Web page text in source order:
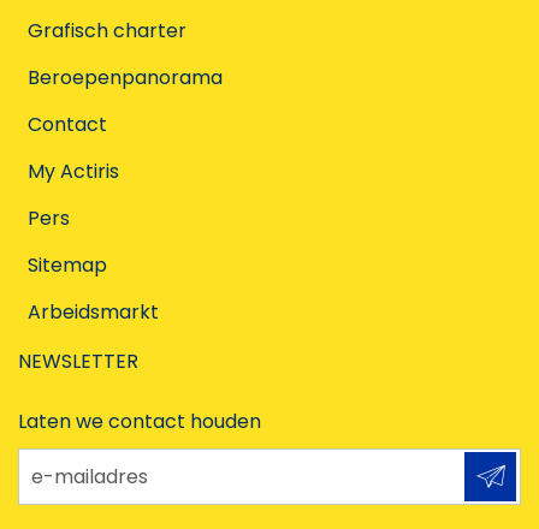
Grafisch charter
Beroepenpanorama
Contact
My Actiris
Pers
Sitemap
Arbeidsmarkt
NEWSLETTER
Laten we contact houden
e-mailadres